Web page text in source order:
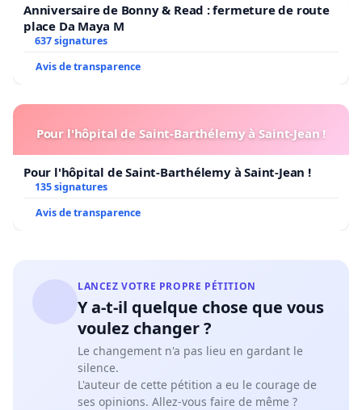
Anniversaire de Bonny & Read : fermeture de route
place Da Maya M
637 signatures
Avis de transparence
Pour l'hôpital de Saint-Barthélemy à Saint-Jean !
Pour l'hôpital de Saint-Barthélemy à Saint-Jean !
135 signatures
Avis de transparence
LANCEZ VOTRE PROPRE PÉTITION
Y a-t-il quelque chose que vous
voulez changer ?
Le changement n'a pas lieu en gardant le
silence.
L'auteur de cette pétition a eu le courage de
ses opinions. Allez-vous faire de même ?